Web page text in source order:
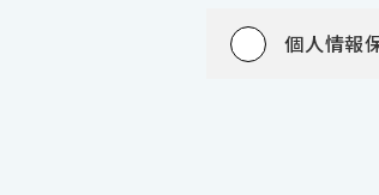
個人情報の利用
ご応募者から
当社は、ご応
個人情報